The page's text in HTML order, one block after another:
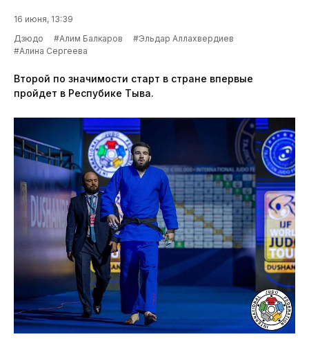
16 июня, 13:39
Дзюдо
#Алим Балкаров
#Эльдар Аллахвердиев
#Алина Сергеева
Второй по значимости старт в стране впервые
пройдет в Респубике Тыва.